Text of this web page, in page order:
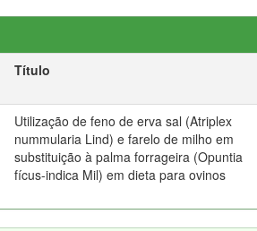
Título
Utilização de feno de erva sal (Atriplex
nummularia Lind) e farelo de milho em
substituição à palma forrageira (Opuntia
fícus-indica Mil) em dieta para ovinos